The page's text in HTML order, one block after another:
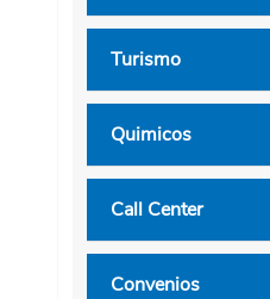
Turismo
Quimicos
Call Center
Convenios